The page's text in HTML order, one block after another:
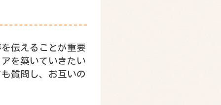
伝えることが重要
を築いていきたい
質問し、お互いの